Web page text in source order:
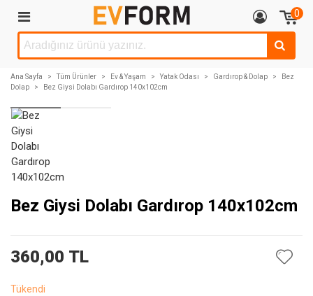
0
Ana Sayfa > Tüm Ürünler > Ev & Yaşam > Yatak Odası > Gardırop & Dolap >
Bez
Dolap
> Bez Giysi Dolabı Gardırop 140x102cm
Bez Giysi Dolabı Gardırop 140x102cm
360,00 TL
Tükendi